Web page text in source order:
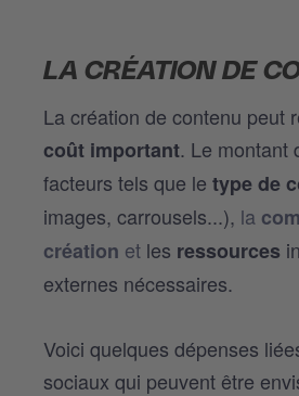
LA CRÉATION DE
La création de contenu peut
coût important. Le montant
facteurs tels que le type de
images, carrousels...), la
création et les ressources
externes nécessaires.
Voici quelques dépenses
sociaux qui peuvent être